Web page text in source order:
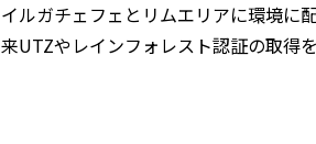
イルガチェフェとリムエリアに環境に
来UTZやレインフォレスト認証の取得